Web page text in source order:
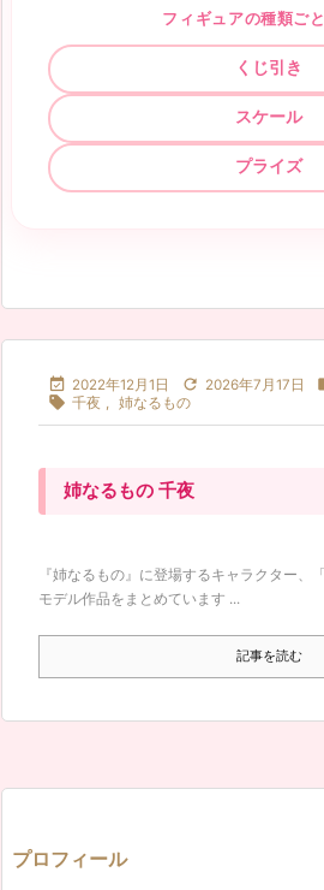
フィギュアの種類ご
くじ引き
スケール
プライズ
 2022年12月1日  2026年7月17日
 千夜 , 姉なるもの
姉なるもの 千夜
『姉なるもの』に登場するキャラクター、
モデル作品をまとめています ...
記事を読む
プロフィール